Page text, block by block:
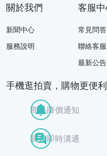
關於我們
新聞中心
服務說明
客服
常見問答
聯絡客服
最新公告
手機逛拍賣，購物更便利
商品降價通知
買賣即時溝通